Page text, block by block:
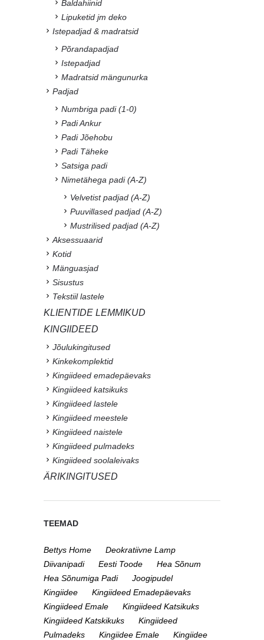
Baldahiinid
Lipuketid jm deko
Istepadjad & madratsid
Põrandapadjad
Istepadjad
Madratsid mängunurka
Padjad
Numbriga padi (1-0)
Padi Ankur
Padi Jõehobu
Padi Täheke
Satsiga padi
Nimetähega padi (A-Z)
Velvetist padjad (A-Z)
Puuvillased padjad (A-Z)
Mustrilised padjad (A-Z)
Aksessuaarid
Kotid
Mänguasjad
Sisustus
Tekstiil lastele
KLIENTIDE LEMMIKUD
KINGIIDEED
Jõulukingitused
Kinkekomplektid
Kingiideed emadepäevaks
Kingiideed katsikuks
Kingiideed lastele
Kingiideed meestele
Kingiideed naistele
Kingiideed pulmadeks
Kingiideed soolaleivaks
ÄRIKINGITUSED
TEEMAD
Bettys Home
Deokratiivne Lamp
Diivanipadi
Eesti Toode
Hea Sõnum
Hea Sõnumiga Padi
Joogipudel
Kingiidee
Kingiideed Emadepäevaks
Kingiideed Emale
Kingiideed Katsikuks
Kingiideed Katskikuks
Kingiideed
Pulmadeks
Kingiidee Emale
Kingiidee